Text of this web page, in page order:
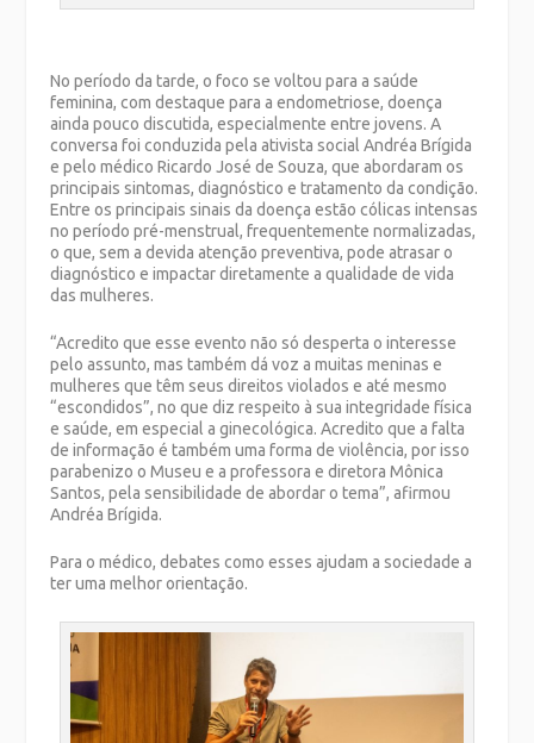
No período da tarde, o foco se voltou para a saúde
feminina, com destaque para a endometriose, doença
ainda pouco discutida, especialmente entre jovens. A
conversa foi conduzida pela ativista social Andréa Brígida
e pelo médico Ricardo José de Souza, que abordaram os
principais sintomas, diagnóstico e tratamento da condição.
Entre os principais sinais da doença estão cólicas intensas
no período pré-menstrual, frequentemente normalizadas,
o que, sem a devida atenção preventiva, pode atrasar o
diagnóstico e impactar diretamente a qualidade de vida
das mulheres.
“Acredito que esse evento não só desperta o interesse
pelo assunto, mas também dá voz a muitas meninas e
mulheres que têm seus direitos violados e até mesmo
“escondidos”, no que diz respeito à sua integridade física
e saúde, em especial a ginecológica. Acredito que a falta
de informação é também uma forma de violência, por isso
parabenizo o Museu e a professora e diretora Mônica
Santos, pela sensibilidade de abordar o tema”, afirmou
Andréa Brígida.
Para o médico, debates como esses ajudam a sociedade a
ter uma melhor orientação.